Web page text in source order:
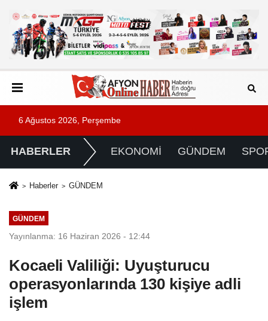
6 Ağustos 2026, Perşembe
HABERLER EKONOMİ GÜNDEM
Haberler GÜNDEM
GÜNDEM
Yayınlanma: 16 Haziran 2026 - 12:44
Kocaeli Valiliği: Uyuşturucu
operasyonlarında 130 kişiye adli
işlem